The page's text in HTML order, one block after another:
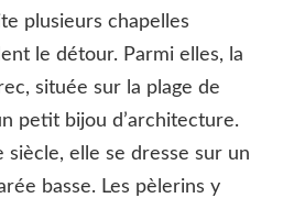
plusieurs chapelles
le détour. Parmi elles, la
située sur la plage de
petit bijou d’architecture.
siècle, elle se dresse sur un
basse. Les pèlerins y